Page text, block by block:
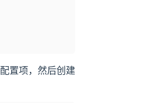
置项，然后创建